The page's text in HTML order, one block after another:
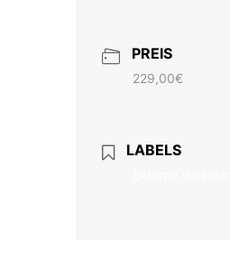
PREIS
229,00€
LABELS